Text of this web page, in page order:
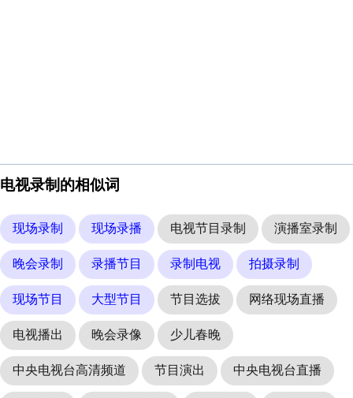
电视录制的相似词
现场录制 现场录播 电视节目录制 演播室录制
晚会录制 录播节目 录制电视 拍摄录制
现场节目 大型节目 节目选拔 网络现场直播
电视播出 晚会录像 少儿春晚
中央电视台高清频道 节目演出 中央电视台直播